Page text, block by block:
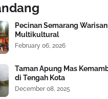
Pecinan Semarang
Multikultural
February 06, 2026
Taman Apung Mas
di Tengah Kota
December 08, 2025